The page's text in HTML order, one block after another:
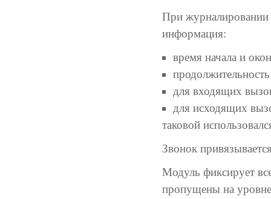
При журналировании
информация:
время начала и
для входящих
для исходящих
таковой
Звонок
Модуль фиксирует
пропущены на